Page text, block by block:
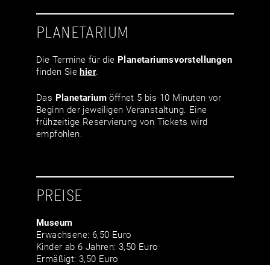
PLANETARIUM
Die Termine für die Planetariumsvor­stellungen
finden Siehier.
Das Planetarium öffnet 5 bis 10 Minuten vor
Beginn der jeweiligen Veranstaltung. Eine
frühzeitige Reservierung von Tickets wird
empfohlen.
PREISE
Museum
Erwachsene: 6,50 Euro
Kinder ab 6 Jahren: 3,50 Euro
Ermäßigt: 3,50 Euro